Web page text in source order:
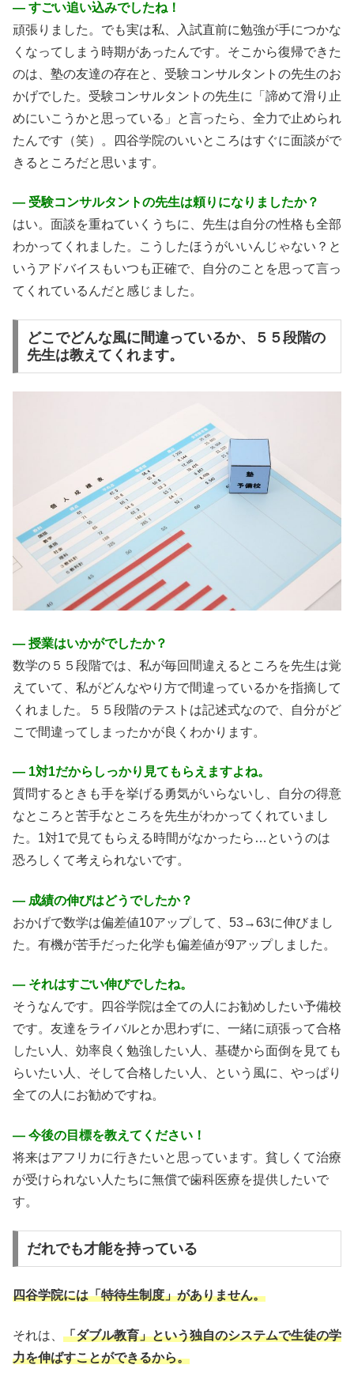
― すごい追い込みでしたね！
頑張りました。でも実は私、入試直前に勉強が手につかな
くなってしまう時期があったんです。そこから復帰できた
のは、塾の友達の存在と、受験コンサルタントの先生のお
かげでした。受験コンサルタントの先生に「諦めて滑り止
めにいこうかと思っている」と言ったら、全力で止められ
たんです（笑）。四谷学院のいいところはすぐに面談がで
きるところだと思います。
― 受験コンサルタントの先生は頼りになりましたか？
はい。面談を重ねていくうちに、先生は自分の性格も全部
わかってくれました。こうしたほうがいいんじゃない？と
いうアドバイスもいつも正確で、自分のことを思って言っ
てくれているんだと感じました。
どこでどんな風に間違っているか、５５段階の
先生は教えてくれます。
― 授業はいかがでしたか？
数学の５５段階では、私が毎回間違えるところを先生は覚
えていて、私がどんなやり方で間違っているかを指摘して
くれました。５５段階のテストは記述式なので、自分がど
こで間違ってしまったかが良くわかります。
― 1対1だからしっかり見てもらえますよね。
質問するときも手を挙げる勇気がいらないし、自分の得意
なところと苦手なところを先生がわかってくれていまし
た。1対1で見てもらえる時間がなかったら…というのは
恐ろしくて考えられないです。
― 成績の伸びはどうでしたか？
おかげで数学は偏差値10アップして、53→63に伸びまし
た。有機が苦手だった化学も偏差値が9アップしました。
― それはすごい伸びでしたね。
そうなんです。四谷学院は全ての人にお勧めしたい予備校
です。友達をライバルとか思わずに、一緒に頑張って合格
したい人、効率良く勉強したい人、基礎から面倒を見ても
らいたい人、そして合格したい人、という風に、やっぱり
全ての人にお勧めですね。
― 今後の目標を教えてください！
将来はアフリカに行きたいと思っています。貧しくて治療
が受けられない人たちに無償で歯科医療を提供したいで
す。
だれでも才能を持っている
四谷学院には「特待生制度」がありません。
それは、 「ダブル教育」という独自のシステムで生徒の学
力を伸ばすことができるから。